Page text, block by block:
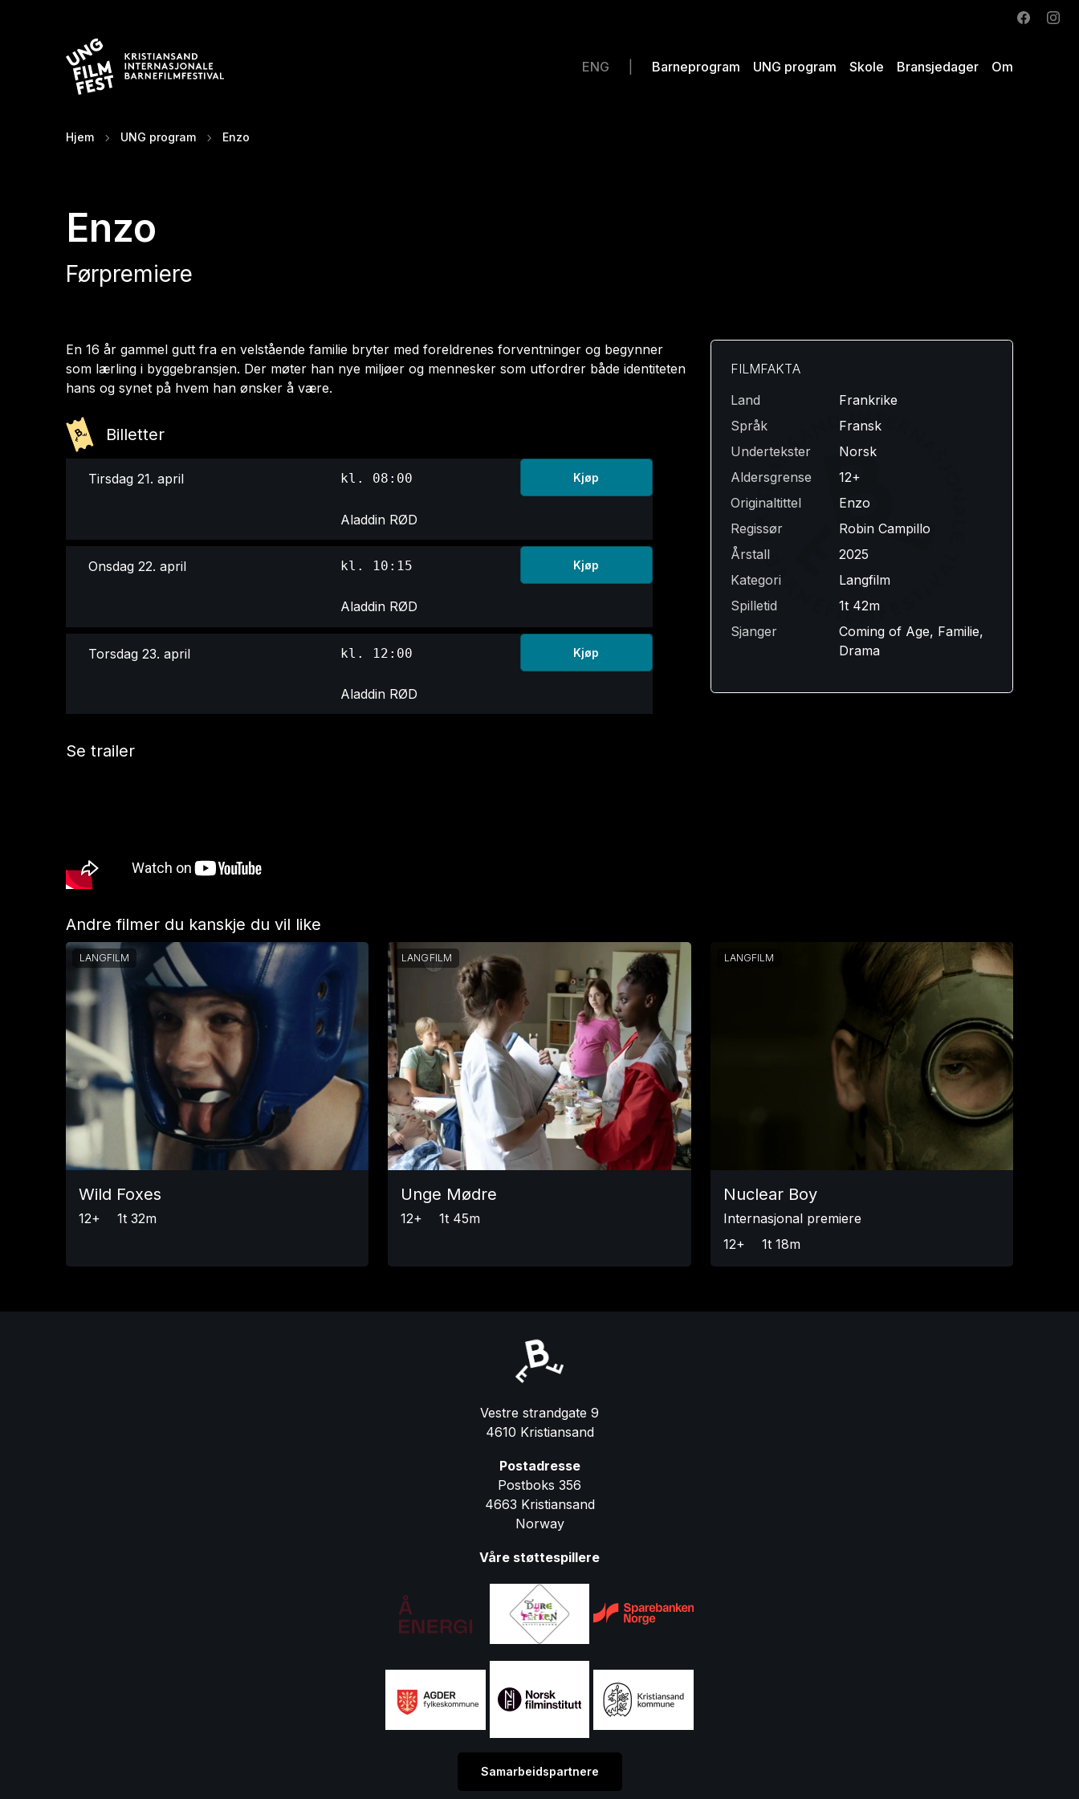
ENG Barneprogram UNG program Skole Bransjedager Om
Hjem UNG program Enzo
Enzo
Førpremiere
En 16 år gammel gutt fra en velstående familie bryter med foreldrenes forventninger og begynner
som lærling i byggebransjen. Der møter han nye miljøer og mennesker som utfordrer både identiteten
hans og synet på hvem han ønsker å være.
Billetter
Tirsdag 21. april kl. 08:00
Aladdin RØD
Kjøp
Onsdag 22. april kl. 10:15
Aladdin RØD
Kjøp
Torsdag 23. april kl. 12:00
Aladdin RØD
Kjøp
Se trailer
FILMFAKTA
Land
Frankrike
Språk
Fransk
Undertekster
Norsk
Aldersgrense
12+
Originaltittel
Enzo
Regissør
Robin Campillo
Årstall
2025
Kategori
Langfilm
Spilletid
1t 42m
Sjanger
Coming of Age, Familie,
Drama
Andre filmer du kanskje du vil like
LANGFILM
Wild Foxes
12+ 1t 32m
LANGFILM
Unge Mødre
12+ 1t 45m
LANGFILM
Nuclear Boy
Internasjonal premiere
12+
1t 18m
Vestre strandgate 9
4610 Kristiansand
Postadresse
Postboks 356
4663 Kristiansand
Norway
Våre støttespillere
Samarbeidspartnere